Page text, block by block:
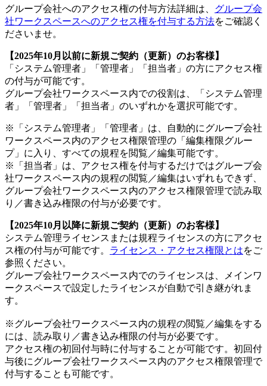
グループ会社へのアクセス権の付与方法詳細は、 グループ会
社ワークスペースへのアクセス権を付与する方法をご確認く
ださいませ。
【2025年10月以前に新規ご契約（更新）のお客様】
「システム管理者」「管理者」「担当者」の方にアクセス権
の付与が可能です。
グループ会社ワークスペース内での役割は、「システム管理
者」「管理者」「担当者」のいずれかを選択可能です。
※「システム管理者」「管理者」は、自動的にグループ会社
ワークスペース内のアクセス権限管理の「編集権限グルー
プ」に入り、すべての規程を閲覧／編集可能です。
※「担当者」は、アクセス権を付与するだけではグループ会
社ワークスペース内の規程の閲覧／編集はいずれもできず、
グループ会社ワークスペース内のアクセス権限管理で読み取
り／書き込み権限の付与が必要です。
【2025年10月以降に新規ご契約（更新）のお客様】
システム管理ライセンスまたは規程ライセンスの方にアクセ
ス権の付与が可能です。 ライセンス・アクセス権限とはをご
参照ください。
グループ会社ワークスペース内でのライセンスは、メインワ
ークスペースで設定したライセンスが自動で引き継がれま
す。
※グループ会社ワークスペース内の規程の閲覧／編集をする
には、読み取り／書き込み権限の付与が必要です。
アクセス権の初回付与時に付与することが可能です。初回付
与後にグループ会社ワークスペース内のアクセス権限管理で
付与することも可能です。